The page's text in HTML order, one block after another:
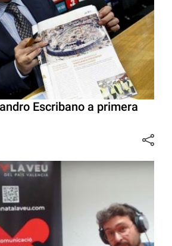
Escribano a primera